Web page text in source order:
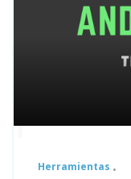
Herramientas